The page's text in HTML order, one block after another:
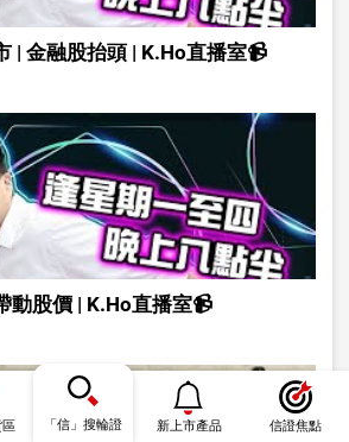
| 金融股抬頭 | K.Ho直播室📹
動股價 | K.Ho直播室📹
區 「信」搜輪證 新上市產品 信證焦點